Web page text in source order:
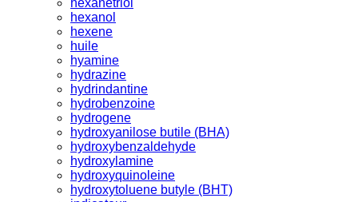
hexanol
hexene
huile
hyamine
hydrazine
hydrindantine
hydrobenzoine
hydrogene
hydroxyanilose butile (BHA)
hydroxybenzaldehyde
hydroxylamine
hydroxyquinoleine
hydroxytoluene butyle (BHT)